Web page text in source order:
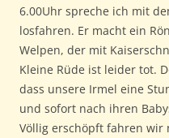
6.00Uhr spreche ich mit
losfahren. Er macht ein
Welpen, der mit
Kleine Rüde ist leider tot.
dass unsere Irmel eine
und sofort nach ihren
Völlig erschöpft fahren wir